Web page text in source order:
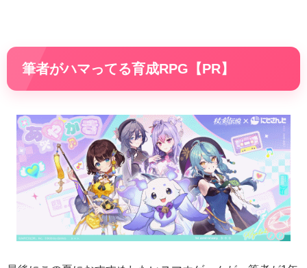
筆者がハマってる育成RPG【PR】